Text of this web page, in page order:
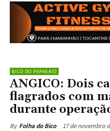
BICO DO PAPAGAIO
ANGICO: Dois
flagrados com
durante
By Folha do Bico 17 de novembro